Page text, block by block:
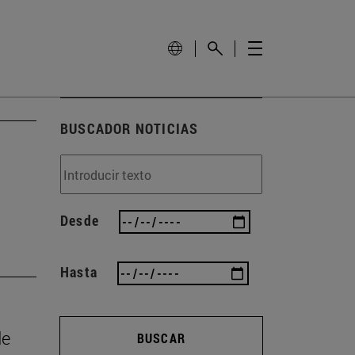
BUSCADOR NOTICIAS
Desde
Hasta
BUSCAR